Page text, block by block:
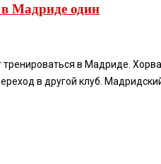
Мадриде один
в Мадриде.
в другой клуб.